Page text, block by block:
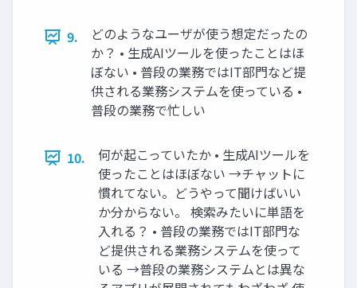
9.
どのようなユーザが使う想定だったの
か？ • 生成AIツールを使ったことはほ
ぼない • 普段の業務ではIT部門など提
供される業務システムを使っている •
普段の業務で忙しい
10.
何が起こっていたか • 生成AIツールを
使ったことはほぼない →チャットに
慣れてない。どうやって聞けばいい
か分からない。 検索みたいに単語を
入れる？ • 普段の業務ではIT部門な
ど提供される業務システムを使って
いる →普段の業務システムとは異な